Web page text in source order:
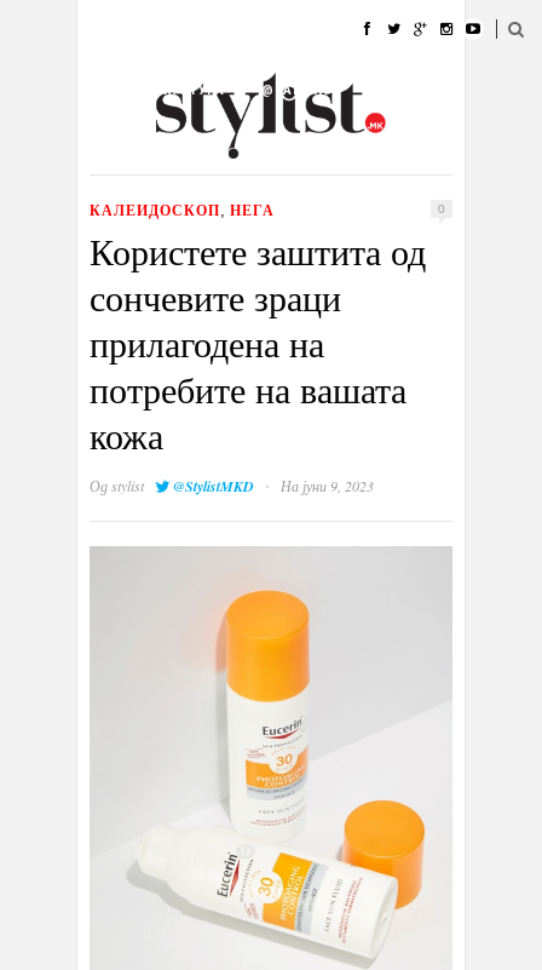
УБАВИНА
КУЛТУРА @РАБОТА
ИЗЛОГ
КАЛЕИДОСКОП, НЕГА 0
Користете заштита од
сончевите зраци
прилагодена на
потребите на вашата
кожа
Одstylist @StylistMKD · На јуни 9, 2023